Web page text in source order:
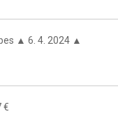
▲ 6. 4. 2024 ▲
€